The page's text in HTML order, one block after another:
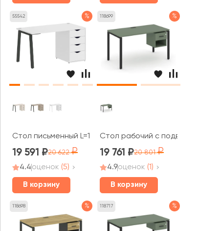
55542 %
Стол письменный L=1580мм VR.SP-3-158.4.A Хоум
19 591 20 622
4.4оценок (5)
В корзину
118699 %
Стол рабочий с подвесной
19 761 20 801
4.9оценок (1)
В корзину
118698 % 118717 %